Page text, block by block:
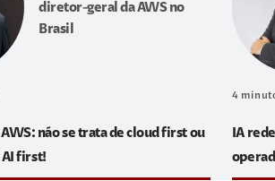
diretor-geral da AWS no
Brasil
não se trata de cloud first ou
AI first!
4
IA